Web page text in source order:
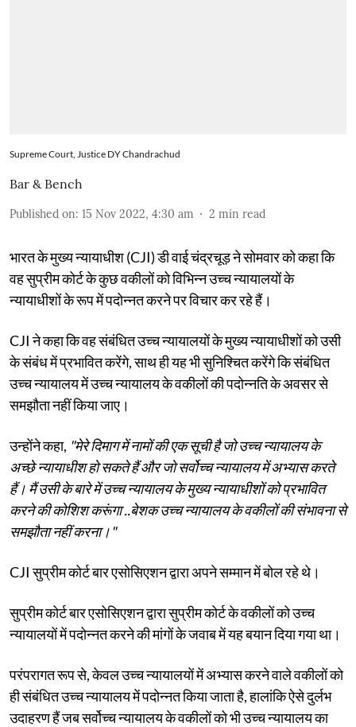
Supreme Court, Justice DY Chandrachud
Bar & Bench
Published on: 15 Nov 2022, 4:30 am 2 min read
भारत के मुख्य न्यायाधीश (CJI) डी वाई चंद्रचूड़ ने सोमवार को कहा कि
वह सुप्रीम कोर्ट के कुछ वकीलों को विभिन्न उच्च न्यायालयों के
न्यायाधीशों के रूप में पदोन्नत करने पर विचार कर रहे हैं।
CJI ने कहा कि वह संबंधित उच्च न्यायालयों के मुख्य न्यायाधीशों को उसी
के संबंध में प्रभावित करेंगे, साथ ही यह भी सुनिश्चित करेंगे कि संबंधित
उच्च न्यायालय में उच्च न्यायालय के वकीलों की पदोन्नति के अवसर से
समझौता नहीं किया जाए।
उन्होंने कहा, "मेरे दिमाग में नामों की एक सूची है जो उच्च न्यायालय के
अच्छे न्यायाधीश हो सकते हैं और जो सर्वोच्च न्यायालय में अभ्यास करते
हैं। मैं उसी के बारे में उच्च न्यायालय के मुख्य न्यायाधीशों को प्रभावित
करने की कोशिश करूंगा ..बेशक उच्च न्यायालय के वकीलों की संभावना से
समझौता नहीं करना।"
CJI सुप्रीम कोर्ट बार एसोसिएशन द्वारा अपने सम्मान में बोल रहे थे।
सुप्रीम कोर्ट बार एसोसिएशन द्वारा सुप्रीम कोर्ट के वकीलों को उच्च
न्यायालयों में पदोन्नत करने की मांगों के जवाब में यह बयान दिया गया था।
परंपरागत रूप से, केवल उच्च न्यायालयों में अभ्यास करने वाले वकीलों को
ही संबंधित उच्च न्यायालय में पदोन्नत किया जाता है, हालांकि ऐसे दुर्लभ
उदाहरण हैं जब सर्वोच्च न्यायालय के वकीलों को भी उच्च न्यायालय का